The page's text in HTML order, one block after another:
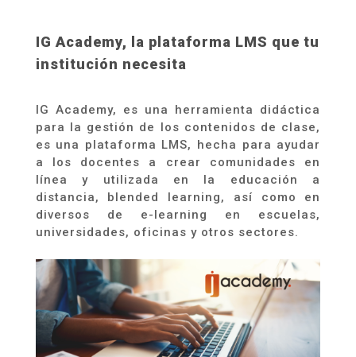
IG Academy, la plataforma LMS que tu
institución necesita
IG Academy, es una herramienta didáctica
para la gestión de los contenidos de clase,
es una plataforma LMS, hecha para ayudar
a los docentes a crear comunidades en
línea y utilizada en la educación a
distancia, blended learning, así como en
diversos de e-learning en escuelas,
universidades, oficinas y otros sectores.